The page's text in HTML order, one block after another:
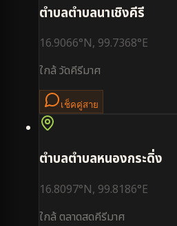
ตำบลตำบลนาเชิงคีรี
16.9066°N, 99.7368°E
ใกล้วัดคีรีมาศ
เช็คคู่สาย
ตำบลตำบลหนองกระดิ่ง
16.8097°N, 99.8186°E
ใกล้ตลาดสดคีรีมาศ